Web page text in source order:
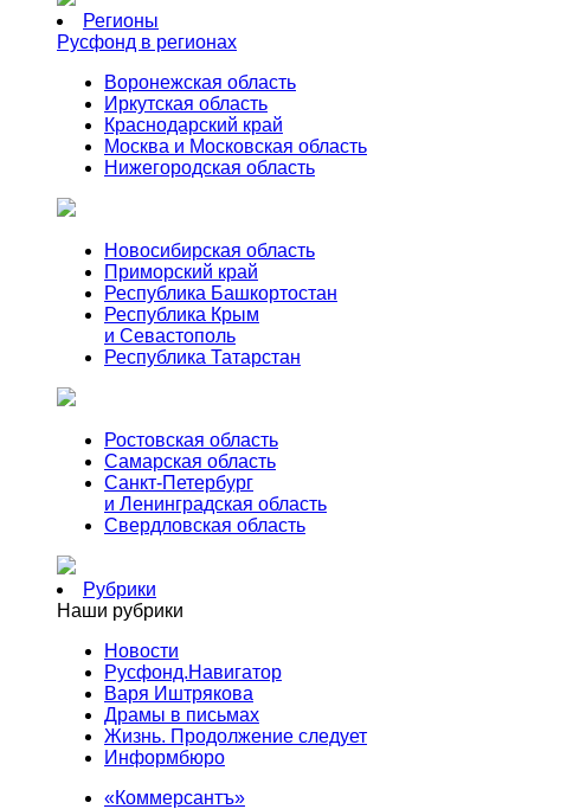
Регионы
Русфонд в регионах
Воронежская область
Иркутская область
Краснодарский край
Москва и Московская область
Нижегородская область
Новосибирская область
Приморский край
Республика Башкортостан
Республика Крым
и Севастополь
Республика Татарстан
Ростовская область
Самарская область
Санкт-Петербург
и Ленинградская область
Свердловская область
Рубрики
Наши рубрики
Новости
Русфонд.Навигатор
Варя Иштрякова
Драмы в письмах
Жизнь. Продолжение следует
Информбюро
«Коммерсантъ»